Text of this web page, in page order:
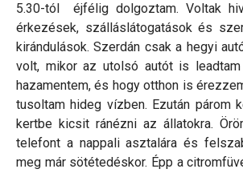
5.30-tól éjfélig dolgoztam. Voltak
érkezések, szálláslátogatások és
kirándulások. Szerdán csak a hegyi
volt, mikor az utolsó autót is
hazamentem, és hogy otthon is
tusoltam hideg vízben. Ezután párom
kertbe kicsit ránézni az állatokra.
telefont a nappali asztalára és
meg már sötétedéskor. Épp a